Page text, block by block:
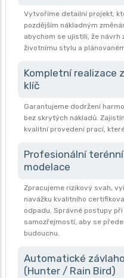
Vytvoříme detailní projekt,
pozdějším nákladným
abychom se ujistili, že návrh
životnímu stylu a
Kompletní realizace
klíč
Garantujeme dodržení
bez skrytých nákladů.
kvalitní provedení prací,
Profesionální
modelace
Zpracujeme rizikový svah,
navážku kvalitního
odpadu. Správné postupy
samozřejmostí, aby se
budoucnu.
Automatické
(Hunter / Rain Bird)